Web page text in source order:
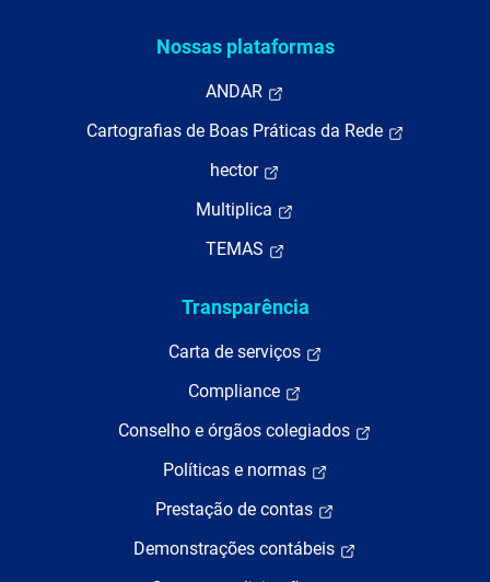
Nossas plataformas
ANDAR
Cartografias de Boas Práticas da Rede
hector
Multiplica
TEMAS
Transparência
Carta de serviços
Compliance
Conselho e órgãos colegiados
Políticas e normas
Prestação de contas
Demonstrações contábeis